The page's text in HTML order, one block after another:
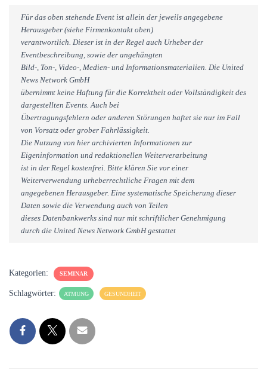
Für das oben stehende Event ist allein der jeweils angegebene
Herausgeber (siehe Firmenkontakt oben)
verantwortlich. Dieser ist in der Regel auch Urheber der
Eventbeschreibung, sowie der angehängten
Bild-, Ton-, Video-, Medien- und Informationsmaterialien. Die United
News Network GmbH
übernimmt keine Haftung für die Korrektheit oder Vollständigkeit des
dargestellten Events. Auch bei
Übertragungsfehlern oder anderen Störungen haftet sie nur im Fall
von Vorsatz oder grober Fahrlässigkeit.
Die Nutzung von hier archivierten Informationen zur
Eigeninformation und redaktionellen Weiterverarbeitung
ist in der Regel kostenfrei. Bitte klären Sie vor einer
Weiterverwendung urheberrechtliche Fragen mit dem
angegebenen Herausgeber. Eine systematische Speicherung dieser
Daten sowie die Verwendung auch von Teilen
dieses Datenbankwerks sind nur mit schriftlicher Genehmigung
durch die United News Network GmbH gestattet
Kategorien: SEMINAR
Schlagwörter: ATMUNG GESUNDHEIT